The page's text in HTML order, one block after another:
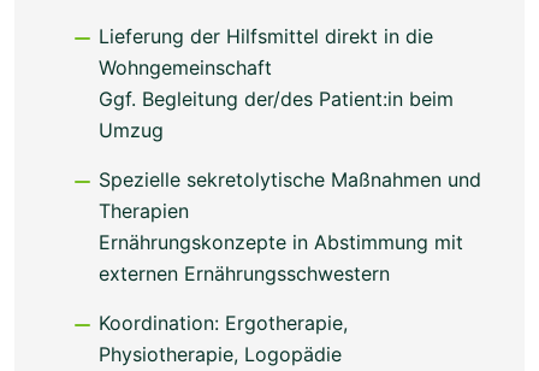
Lieferung der Hilfsmittel direkt in die
Wohngemeinschaft
Ggf. Begleitung der/des Patient:in beim
Umzug
Spezielle sekretolytische Maßnahmen und
Therapien
Ernährungskonzepte in Abstimmung mit
externen Ernährungsschwestern
Koordination: Ergotherapie,
Physiotherapie, Logopädie